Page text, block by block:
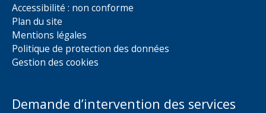
Accessibilité : non conforme
Plan du site
Mentions légales
Politique de protection des données
Gestion des cookies
Demande d’intervention des services